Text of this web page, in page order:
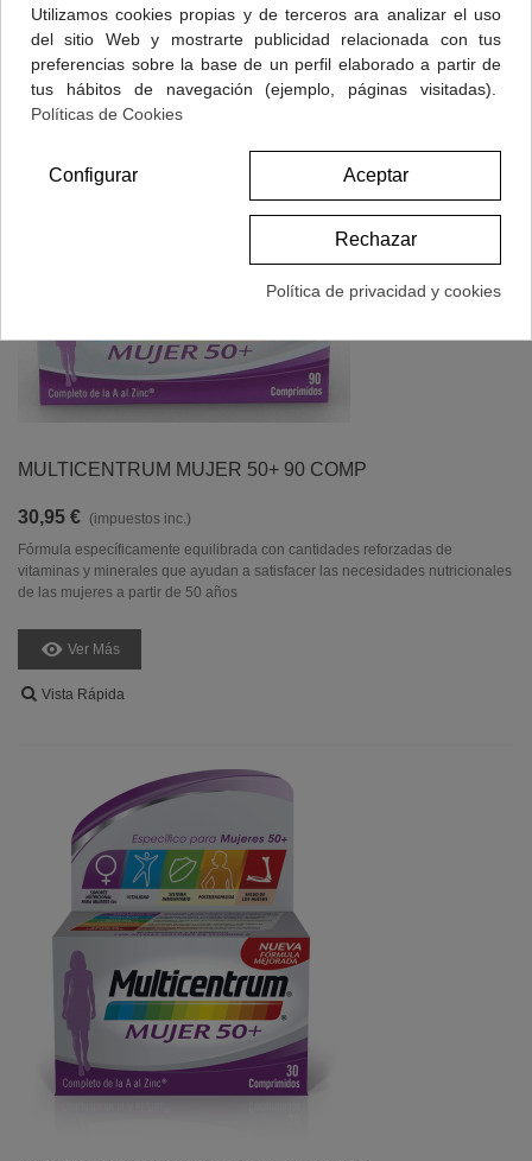
MULTICENTRUM MUJER 50+ 90 COMP
30,95 € (impuestos inc.)
Fórmula específicamente equilibrada con cantidades reforzadas de
vitaminas y minerales que ayudan a satisfacer las necesidades nutricionales
de las mujeres a partir de 50 años
Ver Más
Vista Rápida
Utilizamos cookies propias y de terceros ara analizar el uso
del sitio Web y mostrarte publicidad relacionada con tus
preferencias sobre la base de un perfil elaborado a partir de
tus hábitos de navegación (ejemplo, páginas visitadas).
Políticas de Cookies
Aceptar
Rechazar
Configurar
Política de privacidad y cookies